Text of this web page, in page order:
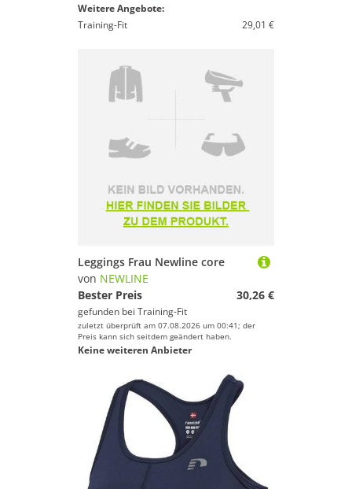
Weitere Angebote:
Training-Fit
29,01 €
Leggings Frau Newline core
von NEWLINE
Bester Preis
30,26 €
gefunden bei Training-Fit
zuletzt überprüft am 07.08.2026 um 00:41; der
Preis kann sich seitdem geändert haben.
Keine weiteren Anbieter